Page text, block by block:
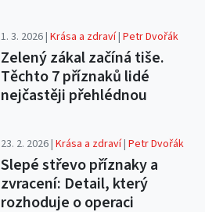
1. 3. 2026 |Krása a zdraví|Petr Dvořák
Zelený zákal začíná tiše.
Těchto 7 příznaků lidé
nejčastěji přehlédnou
23. 2. 2026 |Krása a zdraví|Petr Dvořák
Slepé střevo příznaky a
zvracení: Detail, který
rozhoduje o operaci